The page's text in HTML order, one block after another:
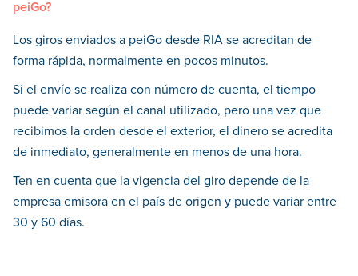
peiGo?
Los giros enviados a peiGo desde RIA se acreditan de
forma rápida, normalmente en pocos minutos.
Si el envío se realiza con número de cuenta, el tiempo
puede variar según el canal utilizado, pero una vez que
recibimos la orden desde el exterior, el dinero se acredita
de inmediato, generalmente en menos de una hora.
Ten en cuenta que la vigencia del giro depende de la
empresa emisora en el país de origen y puede variar entre
30 y 60 días.